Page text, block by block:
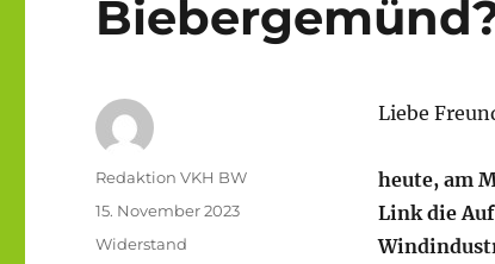
Liebe
heute, am
Link die
Autor
Redaktion VKH BW
Veröffentlicht
am
15. November 2023
Kategorien
Widerstand